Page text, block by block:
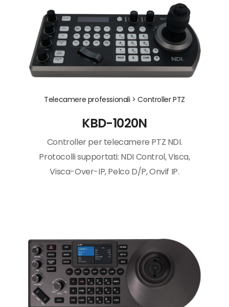
Telecamere professionali >Controller PTZ
KBD-1020N
Controller per telecamere PTZ NDI.
Protocolli supportati: NDI Control, Visca,
Visca-Over-IP, Pelco D/P, Onvif IP.